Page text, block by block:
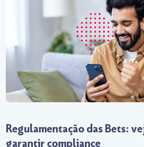
Regulamentação das Bets:
garantir compliance